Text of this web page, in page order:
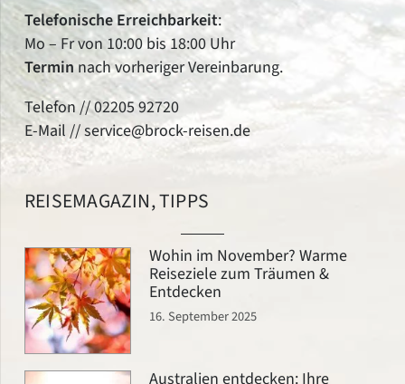
TelefonischeErreichbarkeit:
Mo – Fr von 10:00 bis 18:00 Uhr
Termin nach vorheriger Vereinbarung.
Telefon //02205 92720
E-Mail //service@brock-reisen.de
REISEMAGAZIN, TIPPS
Wohin im November? Warme
Reiseziele zum Träumen &
Entdecken
16. September 2025
Australien entdecken: Ihre